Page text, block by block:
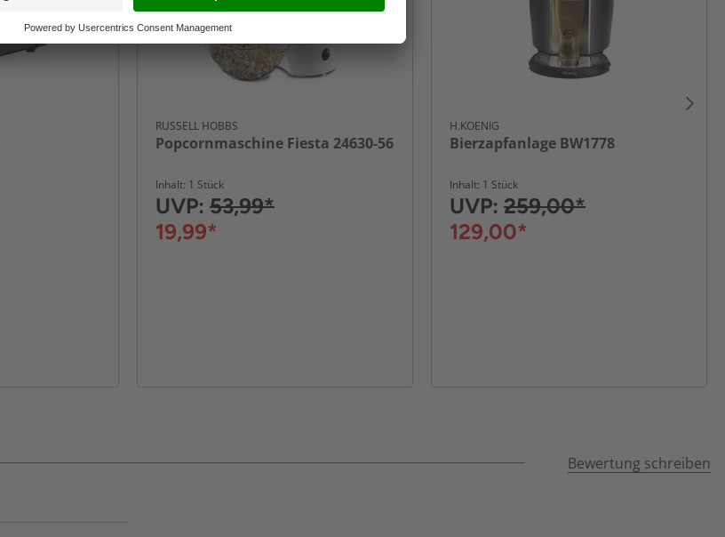
RUSSELL HOBBS
Popcornmaschine Fiesta 24630-56
Inhalt: 1 Stück
UVP: 53,99*
19,99*
H.KOENIG
Bierzapfanlage BW1778
Inhalt: 1 Stück
UVP: 259,00*
129,00*
Bewertung schreiben